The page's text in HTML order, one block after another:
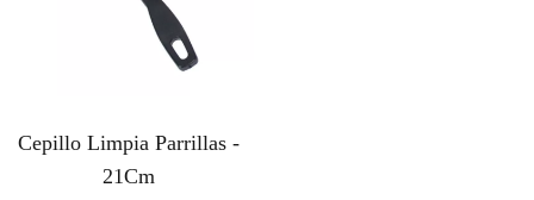
Cepillo Limpia Parrillas -
21Cm